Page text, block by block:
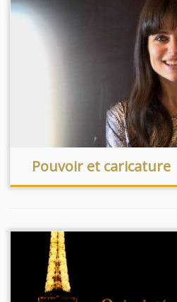
Pouvoir et caricature